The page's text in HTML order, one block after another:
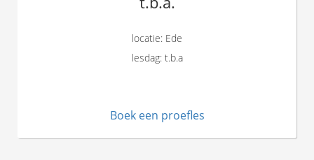
locatie: Ede
lesdag: t.b.a
Boek een proefles